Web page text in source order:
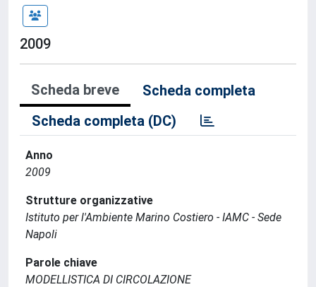
2009
Scheda breve
Scheda completa
Scheda completa (DC)
Anno
2009
Strutture organizzative
Istituto per l'Ambiente Marino Costiero - IAMC - Sede
Napoli
Parole chiave
MODELLISTICA DI CIRCOLAZIONE